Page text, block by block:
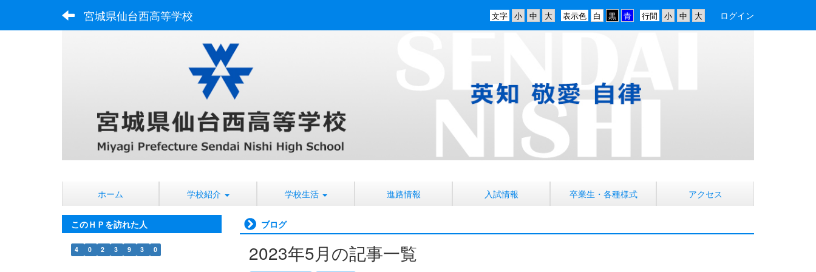
宮城県仙台西高等学校 行間
表示色
文字 ログイン
ホーム 学校紹介 学校生活 進路情報 入試情報 卒業生・各種様式 アクセス
ブログ
2023年5月の記事一覧
このＨＰを訪れた人
4 0 2 3 9 3 0